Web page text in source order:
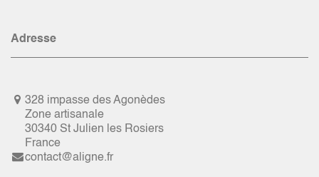
Adresse
328 impasse des Agonèdes
Zone artisanale
30340 St Julien les Rosiers
France
contact@aligne.fr